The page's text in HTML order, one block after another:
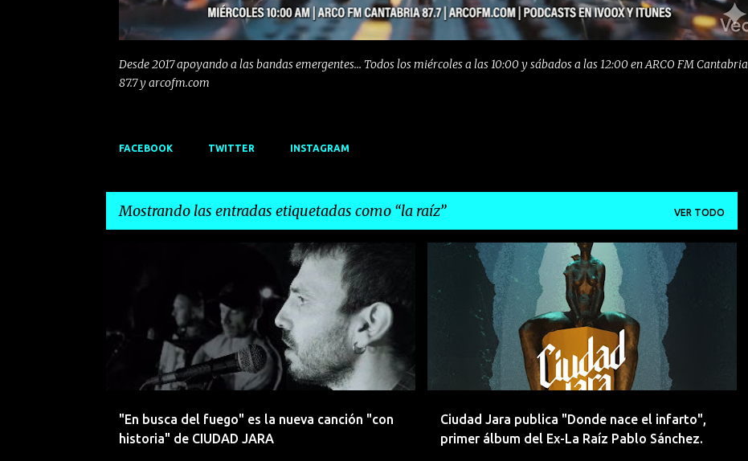
Desde 2017 apoyando a las bandas emergentes... Todos los miércoles a las 10:00 y sábados a las 12:00 en ARCO FM Cantabria
87.7 y arcofm.com
FACEBOOK TWITTER INSTAGRAM
Mostrando las entradas etiquetadas como la raíz VER TODO
r
a
"En busca del fuego" es la nueva canción "con
historia" de CIUDAD JARA
EMERGENTES LA RAÍZ
LANZAMIENTO
Ciudad Jara publica "Donde nace el infarto",
primer álbum del Ex-La Raíz Pablo Sánchez.
CIUDAD JARA FUNK INDIE LA RAÍZ
LANZAMIENTO POP RAP ROCK